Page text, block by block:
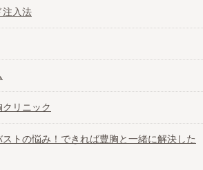
注入法
リニック
トの悩み！できれば豊胸と一緒に解決した